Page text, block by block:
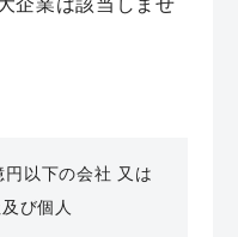
以下の会社 又は
び個人